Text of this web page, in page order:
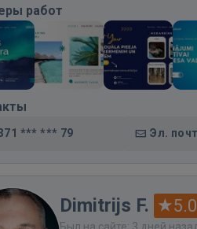
работ
*** *** 79 Эл.
Dimitrijs F. 5.0